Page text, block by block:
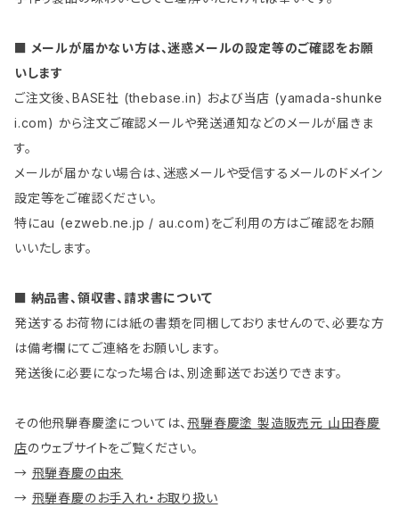
■ メールが届かない方は、迷惑メールの設定等のご確認をお願
いします
ご注文後、BASE社 (thebase.in) および当店 (yamada-shunke
i.com) から注文ご確認メールや発送通知などのメールが届きま
す。
メールが届かない場合は、迷惑メールや受信するメールのドメイン
設定等をご確認ください。
特にau (ezweb.ne.jp / au.com)をご利用の方はご確認をお願
いいたします。
■ 納品書、領収書、請求書について
発送するお荷物には紙の書類を同梱しておりませんので、必要な方
は備考欄にてご連絡をお願いします。
発送後に必要になった場合は、別途郵送でお送りできます。
その他飛騨春慶塗については、飛騨春慶塗 製造販売元 山田春慶
店のウェブサイトをご覧ください。
→ 飛騨春慶の由来
→ 飛騨春慶のお手入れ・お取り扱い